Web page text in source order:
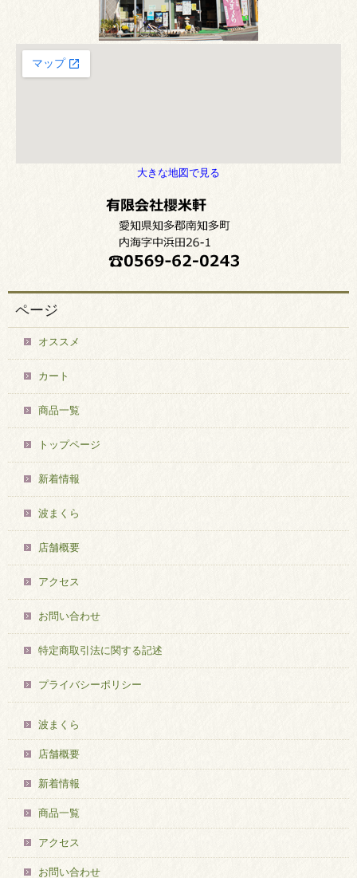
大きな地図で見る
ページ
オススメ
カート
商品一覧
トップページ
新着情報
波まくら
店舗概要
アクセス
お問い合わせ
特定商取引法に関する記述
プライバシーポリシー
波まくら
店舗概要
新着情報
商品一覧
アクセス
お問い合わせ